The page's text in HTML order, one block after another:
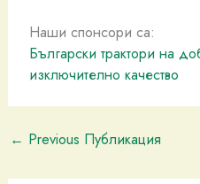
Наши спонсори са:
Български трактори на
изключително качество
← Previous Публикация